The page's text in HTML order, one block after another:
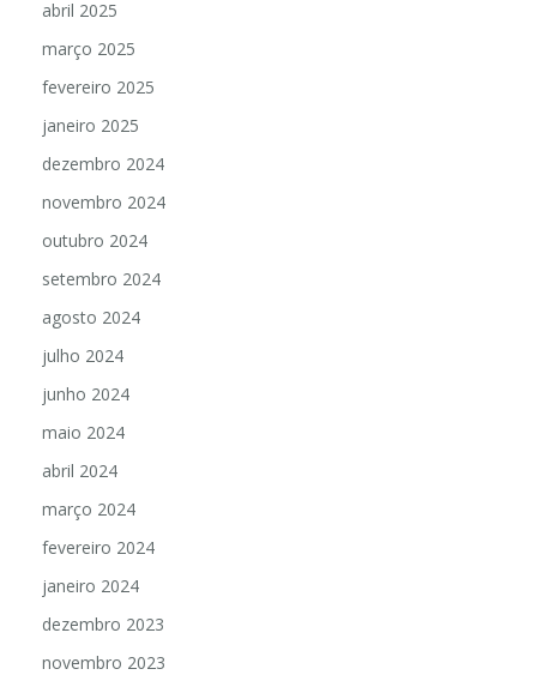
abril 2025
março 2025
fevereiro 2025
janeiro 2025
dezembro 2024
novembro 2024
outubro 2024
setembro 2024
agosto 2024
julho 2024
junho 2024
maio 2024
abril 2024
março 2024
fevereiro 2024
janeiro 2024
dezembro 2023
novembro 2023